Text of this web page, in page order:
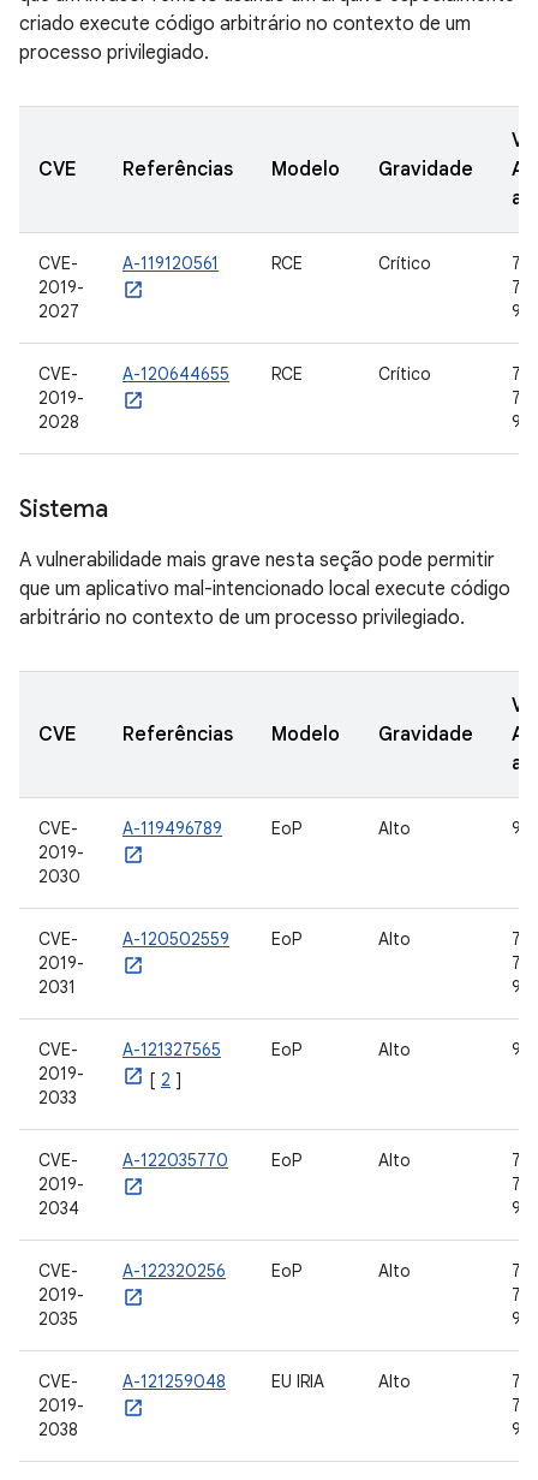
criado execute código arbitrário no contexto de um
processo privilegiado.
CVE Referências Modelo Gravidade
CVE-
2019-
2027
A-119120561 RCE Crítico
9
CVE-
2019-
2028
A-120644655 RCE Crítico
9
Sistema
A vulnerabilidade mais grave nesta seção pode permitir
que um aplicativo mal-intencionado local execute código
arbitrário no contexto de um processo privilegiado.
CVE Referências Modelo Gravidade
CVE-
2019-
2030
A-119496789 EoP Alto 9
CVE-
2019-
2031
A-120502559 EoP Alto
9
CVE-
2019-
2033
A-121327565
[ 2 ]
EoP Alto 9
CVE-
2019-
2034
A-122035770 EoP Alto
9
CVE-
2019-
2035
A-122320256 EoP Alto
9
CVE-
2019-
2038
A-121259048 EU IRIA Alto
9